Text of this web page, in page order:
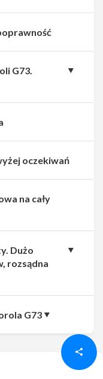
Udostępnij
G73.
oczekiwań
na cały
Dużo
rozsądna
G73